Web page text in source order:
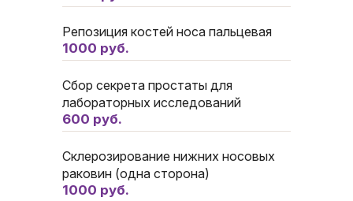
Репозиция костей носа пальцевая
1000 руб.
Сбор секрета простаты для
лабораторных исследований
600 руб.
Склерозирование нижних носовых
раковин (одна сторона)
1000 руб.